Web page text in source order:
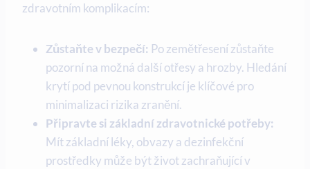
zdravotním komplikacím:
Zůstaňte v bezpečí: Po zemětřesení zůstaňte
pozorní na možná další otřesy a hrozby. Hledání
krytí pod pevnou konstrukcí je klíčové pro
minimalizaci rizika zranění.
Připravte si základní zdravotnické potřeby:
Mít základní léky, obvazy a dezinfekční
prostředky může být život zachraňující v